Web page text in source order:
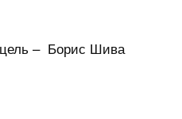
– Борис Шива